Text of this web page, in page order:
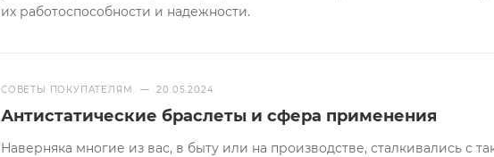
их работоспособности и надежности.
СОВЕТЫ ПОКУПАТЕЛЯМ — 20.05.2024
Антистатические браслеты и сфера применения
Наверняка многие из вас, в быту или на производстве, сталкивались с